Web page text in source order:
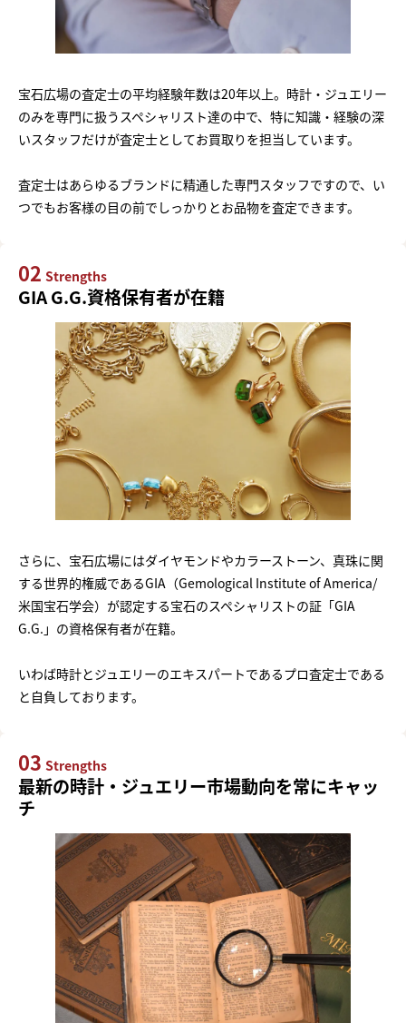
宝石広場の査定士の平均経験年数は20年以上。時計・ジュエリー
のみを専門に扱うスペシャリスト達の中で、特に知識・経験の深
いスタッフだけが査定士としてお買取りを担当しています。
査定士はあらゆるブランドに精通した専門スタッフですので、い
つでもお客様の目の前でしっかりとお品物を査定できます。
02 Strengths
GIA G.G.資格保有者が在籍
さらに、宝石広場にはダイヤモンドやカラーストーン、真珠に関
する世界的権威であるGIA（Gemological Institute of America/
米国宝石学会）が認定する宝石のスペシャリストの証「GIA
G.G.」の資格保有者が在籍。
いわば時計とジュエリーのエキスパートであるプロ査定士である
と自負しております。
03 Strengths
最新の時計・ジュエリー市場動向を常にキャッ
チ